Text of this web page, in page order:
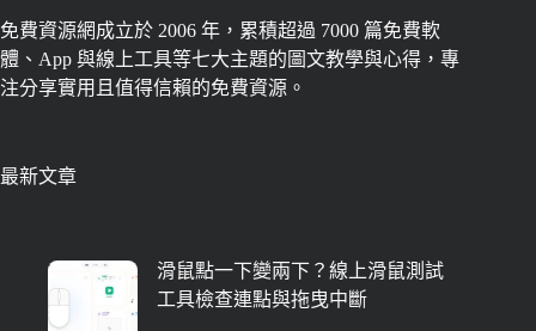
免費資源網成立於 2006 年，累積超過 7000 篇免費軟
體、App 與線上工具等七大主題的圖文教學與心得，專
注分享實用且值得信賴的免費資源。
最新文章
滑鼠點一下變兩下？線上滑鼠測試
工具檢查連點與拖曳中斷